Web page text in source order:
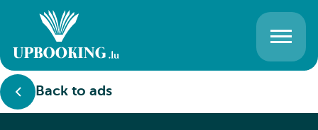
Back to ads